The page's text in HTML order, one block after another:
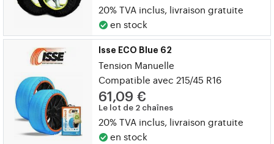
20% TVA inclus, livraison gratuite
en stock
Isse ECO Blue 62
Tension Manuelle
Compatible avec 215/45 R16
61,09 €
Le lot de 2 chaînes
20% TVA inclus, livraison gratuite
en stock